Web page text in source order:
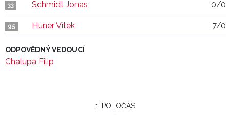
33 Schmidt Jonas 0/0
95 Huner Vítek 7/0
ODPOVĚDNÝ VEDOUCÍ
Chalupa Filip
1. POLOČAS